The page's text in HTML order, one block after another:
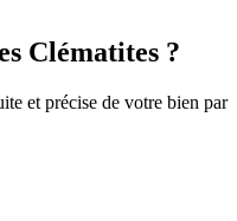
Clématites ?
et précise de votre bien par